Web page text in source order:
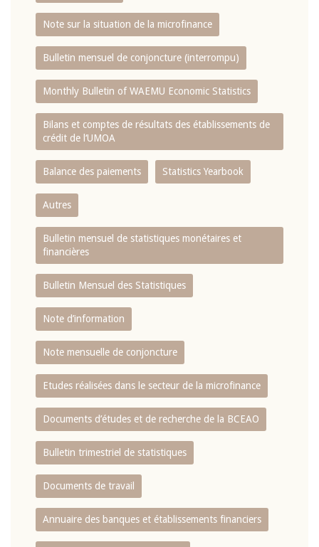
Note sur la situation de la microfinance
Bulletin mensuel de conjoncture (interrompu)
Monthly Bulletin of WAEMU Economic Statistics
Bilans et comptes de résultats des établissements de
crédit de l‘UMOA
Balance des paiements Statistics Yearbook
Autres
Bulletin mensuel de statistiques monétaires et
financières
Bulletin Mensuel des Statistiques
Note d’information
Note mensuelle de conjoncture
Etudes réalisées dans le secteur de la microfinance
Documents d’études et de recherche de la BCEAO
Bulletin trimestriel de statistiques
Documents de travail
Annuaire des banques et établissements financiers